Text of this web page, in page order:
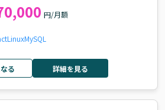
円/月額
LinuxMySQL
る 詳細を見る